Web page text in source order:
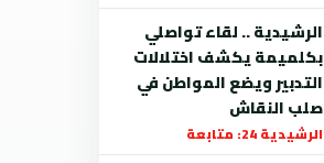
الرشيدية .. لقاء تواصلي
بكلميمة يكشف اختلالات
التدبير ويضع المواطن في
صلب النقاش
الرشيدية 24: متابعة